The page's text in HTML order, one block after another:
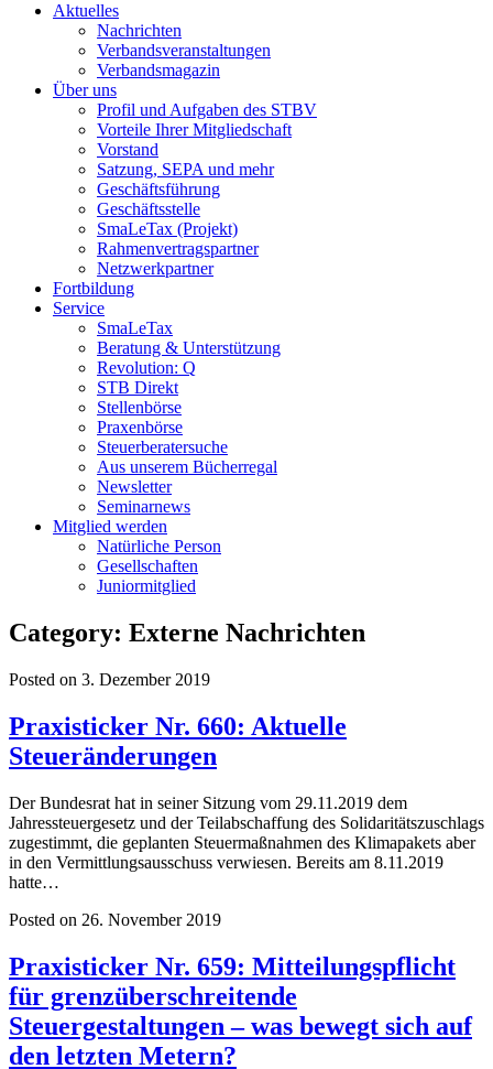
Aktuelles
Nachrichten
Verbandsveranstaltungen
Verbandsmagazin
Über uns
Profil und Aufgaben des STBV
Vorteile Ihrer Mitgliedschaft
Vorstand
Satzung, SEPA und mehr
Geschäftsführung
Geschäftsstelle
SmaLeTax (Projekt)
Rahmenvertragspartner
Netzwerkpartner
Fortbildung
Service
SmaLeTax
Beratung & Unterstützung
Revolution: Q
STB Direkt
Stellenbörse
Praxenbörse
Steuerberatersuche
Aus unserem Bücherregal
Newsletter
Seminarnews
Mitglied werden
Natürliche Person
Gesellschaften
Juniormitglied
Category: Externe Nachrichten
Posted on 3. Dezember 2019
Praxisticker Nr. 660: Aktuelle
Steueränderungen
Der Bundesrat hat in seiner Sitzung vom 29.11.2019 dem
Jahressteuergesetz und der Teilabschaffung des Solidaritätszuschlags
zugestimmt, die geplanten Steuermaßnahmen des Klimapakets aber
in den Vermittlungsausschuss verwiesen. Bereits am 8.11.2019
hatte…
Posted on 26. November 2019
Praxisticker Nr. 659: Mitteilungspflicht
für grenzüberschreitende
Steuergestaltungen – was bewegt sich auf
den letzten Metern?